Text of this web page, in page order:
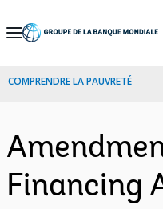
Skip
Navigation
COMPRENDRE LA PAUVRETÉ
Financing